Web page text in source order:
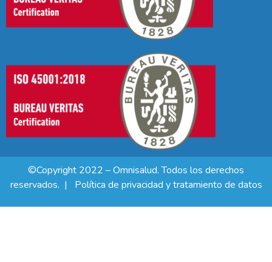
©Copyright 2022 – Omnisalud. Todos los derechos
reservados. |
Política de privacidad y tratamiento de datos